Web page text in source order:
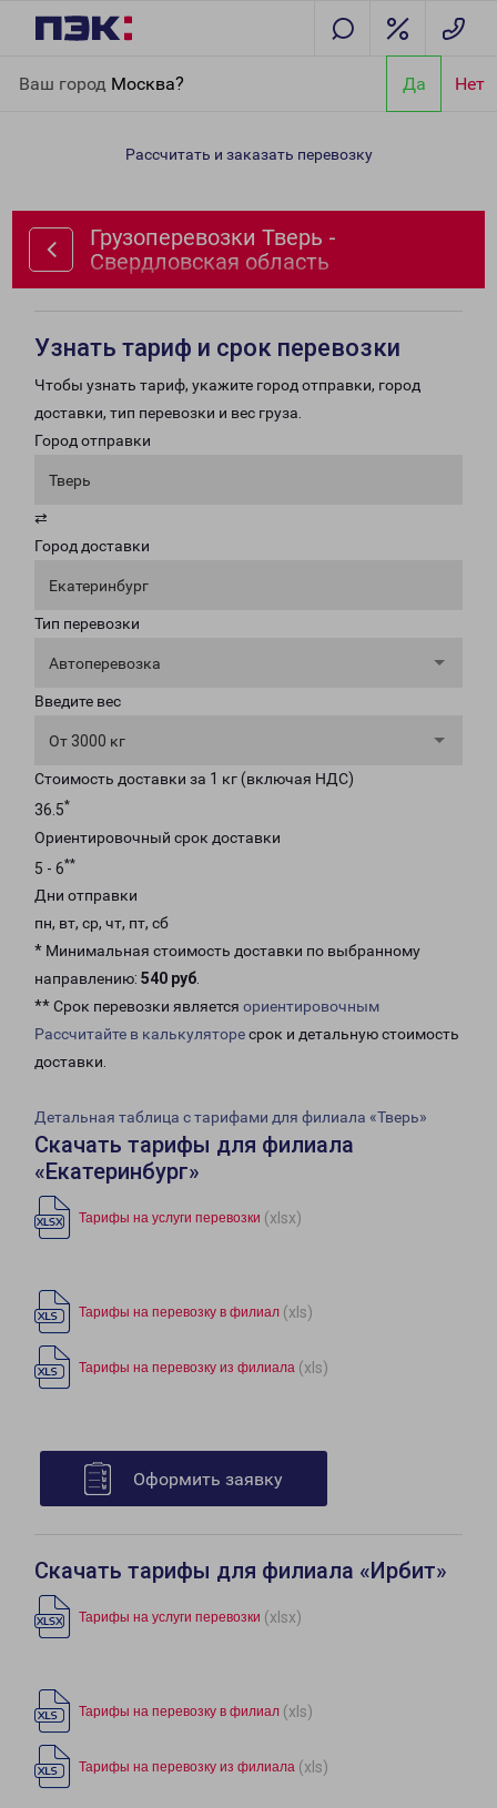
Ваш город Москва? Да Нет
область
Рассчитать и заказать перевозку
Грузоперевозки Тверь -
Свердловская область
Узнать тариф и срок перевозки
Чтобы узнать тариф, укажите город отправки, город
доставки, тип перевозки и вес груза.
Город отправки
Тверь
⇄
Город доставки
Екатеринбург
Тип перевозки
Автоперевозка
Введите вес
От 3000 кг
Стоимость доставки за 1 кг (включая НДС)
36.5*
Ориентировочный срок доставки
5 - 6**
Дни отправки
пн, вт, ср, чт, пт, сб
* Минимальная стоимость доставки по выбранному
направлению: 540 руб.
** Срок перевозки является ориентировочным
Рассчитайте в калькуляторесрок и детальную стоимость
доставки.
Детальная таблица с тарифами для филиала «Тверь»
Скачать тарифы для филиала
«Екатеринбург»
Тарифы на услуги перевозки (xlsx)
Тарифы на перевозку в филиал (xls)
Тарифы на перевозку из филиала (xls)
Оформить заявку
Скачать тарифы для филиала «Ирбит»
Тарифы на услуги перевозки (xlsx)
Тарифы на перевозку в филиал (xls)
Тарифы на перевозку из филиала (xls)